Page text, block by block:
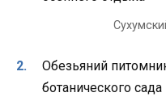
Обезьяний
ботанического